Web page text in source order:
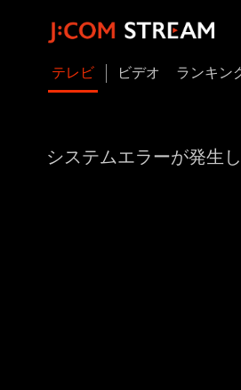
テレビ ビデオ ランキン
システムエラーが発生